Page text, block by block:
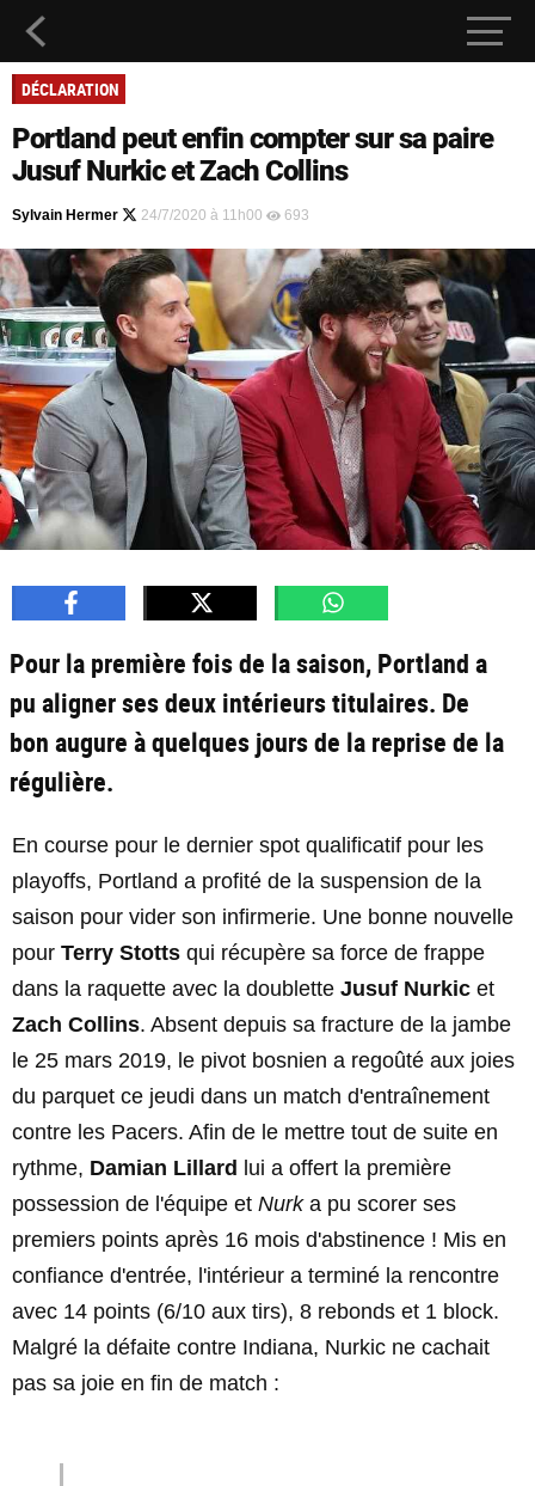
DÉCLARATION
Portland peut enfin compter sur sa paire
Jusuf Nurkic et Zach Collins
Sylvain Hermer 24/7/2020 à 11h00 693
Pour la première fois de la saison, Portland a
pu aligner ses deux intérieurs titulaires. De
bon augure à quelques jours de la reprise de la
régulière.
En course pour le dernier spot qualificatif pour les
playoffs, Portland a profité de la suspension de la
saison pour vider son infirmerie. Une bonne nouvelle
pour Terry Stotts qui récupère sa force de frappe
dans la raquette avec la doublette Jusuf Nurkic et
Zach Collins. Absent depuis sa fracture de la jambe
le 25 mars 2019, le pivot bosnien a regoûté aux joies
du parquet ce jeudi dans un match d'entraînement
contre les Pacers. Afin de le mettre tout de suite en
rythme, Damian Lillard
lui a offert la première
possession de l'équipe et Nurka pu scorer ses
premiers points après 16 mois d'abstinence ! Mis en
confiance d'entrée, l'intérieur a terminé la rencontre
avec 14 points (6/10 aux tirs), 8 rebonds et 1 block.
Malgré la défaite contre Indiana, Nurkic ne cachait
pas sa joie en fin de match :